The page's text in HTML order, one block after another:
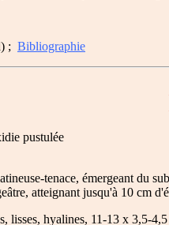
; Bibliographie
pustulée
tenace, émergeant du
atteignant jusqu'à 10 cm
lisses, hyalines, 11-13 x 3,5-